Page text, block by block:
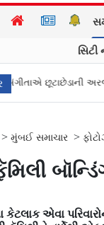
અરજી પાછી
> મુંબઈ સમાચાર >
એવા